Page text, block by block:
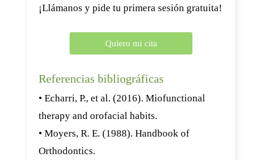
¡Llámanos y pide tu primera sesión gratuita!
Quiero mi cita
Referencias bibliográficas
• Echarri, P., et al. (2016). Miofunctional
therapy and orofacial habits.
• Moyers, R. E. (1988). Handbook of
Orthodontics.